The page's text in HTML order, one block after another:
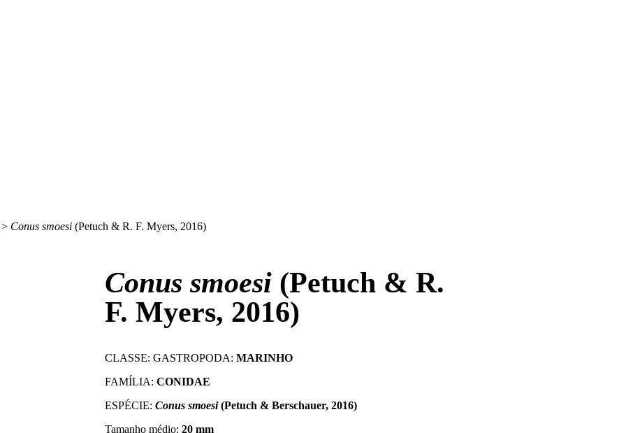
> Conus smoesi (Petuch & R. F. Myers, 2016)
Conus smoesi (Petuch & R.
F. Myers, 2016)
CLASSE: GASTROPODA: MARINHO
FAMÍLIA: CONIDAE
ESPÉCIE: Conus smoesi(Petuch & Berschauer, 2016)
Tamanho médio: 20 mm